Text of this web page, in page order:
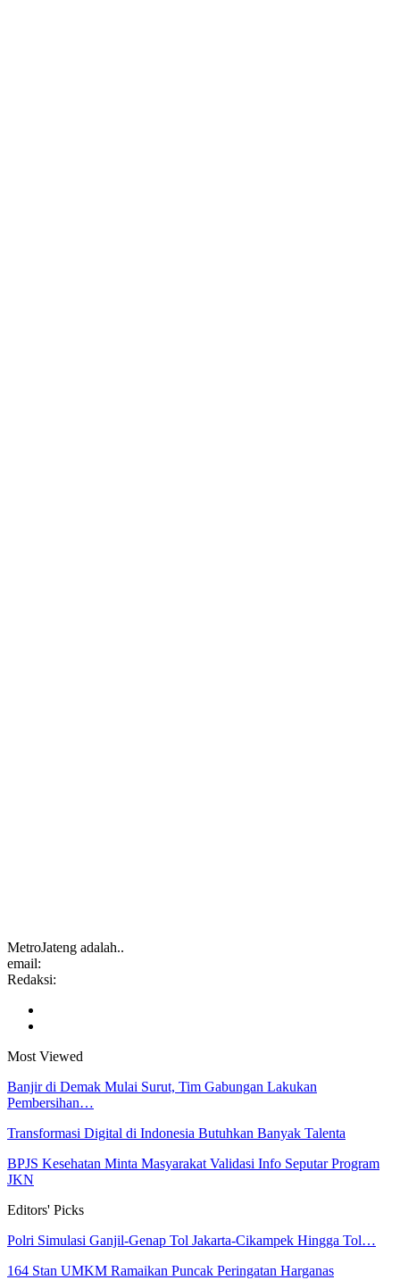
MetroJateng adalah..
email:
Redaksi:
Most Viewed
Banjir di Demak Mulai Surut, Tim Gabungan Lakukan
Pembersihan…
Transformasi Digital di Indonesia Butuhkan Banyak Talenta
BPJS Kesehatan Minta Masyarakat Validasi Info Seputar Program
JKN
Editors' Picks
Polri Simulasi Ganjil-Genap Tol Jakarta-Cikampek Hingga Tol…
164 Stan UMKM Ramaikan Puncak Peringatan Harganas